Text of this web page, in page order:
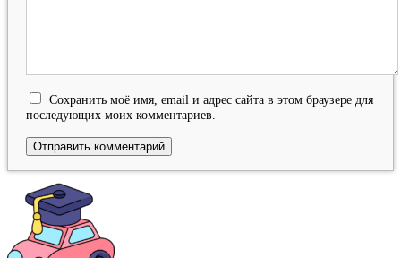
Сохранить моё имя, email и адрес сайта в этом браузере для
последующих моих комментариев.